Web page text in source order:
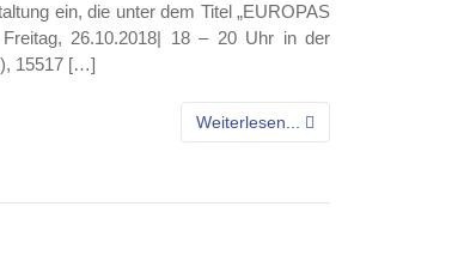
ein, die unter dem Titel „EUROPAS
26.10.2018| 18 – 20 Uhr in der
15517 […]
Weiterlesen...